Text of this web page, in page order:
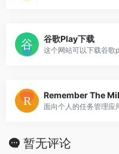
谷歌Play下载
这个网站可以下载谷
Remember The
面向个人的任务管理应
暂无评论